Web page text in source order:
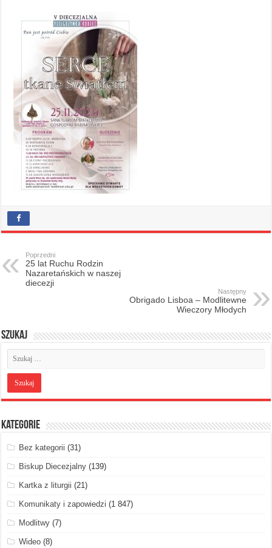
Poprzedni
25 lat Ruchu Rodzin
Nazaretańskich w naszej
diecezji
Następny
Obrigado Lisboa – Modlitewne
Wieczory Młodych
Szukaj
Kategorie
Bez kategorii (31)
Biskup Diecezjalny (139)
Kartka z liturgii (21)
Komunikaty i zapowiedzi (1 847)
Modlitwy (7)
Wideo (8)